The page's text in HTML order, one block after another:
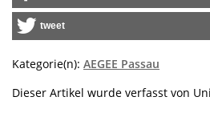
tweet
Kategorie(n): AEGEE Passau
Dieser Artikel wurde verfasst von